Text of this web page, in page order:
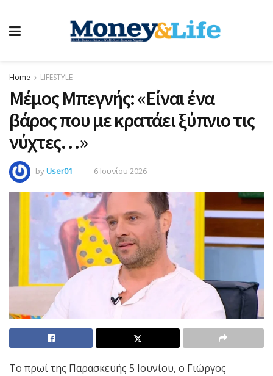
Home LIFESTYLE
Μέμος Μπεγνής: «Είναι ένα
βάρος που με κρατάει ξύπνιο τις
νύχτες…»
byUser01 6 Ιουνίου 2026
Το πρωί της Παρασκευής 5 Ιουνίου, ο Γιώργος